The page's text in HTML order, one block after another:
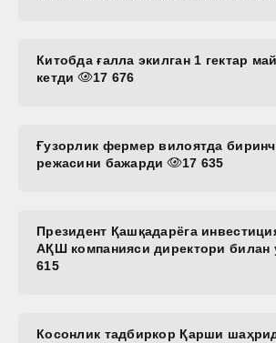
Китобда ғалла экилган 1 гектар
кетди
17 676
Ғузорлик фермер вилоятда
режасини бажарди
17 635
Президент Қашқадарёга
АҚШ компанияси директори
615
Косонлик тадбиркор Қарши